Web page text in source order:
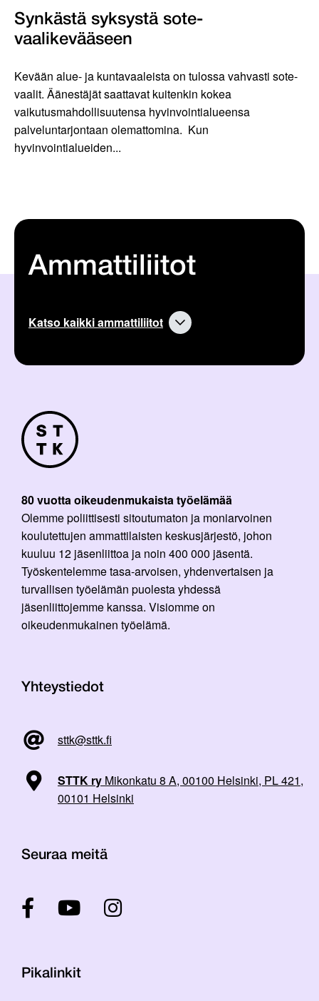
Synkästä syksystä sote-
vaalikevääseen
Kevään alue- ja kuntavaaleista on tulossa vahvasti sote-
vaalit. Äänestäjät saattavat kuitenkin kokea
vaikutusmahdollisuutensa hyvinvointialueensa
palveluntarjontaan olemattomina. Kun
hyvinvointialueiden...
Ammattiliitot
Katso kaikki ammattiliitot
80 vuotta oikeudenmukaista työelämää
Olemme poliittisesti sitoutumaton ja moniarvoinen
koulutettujen ammattilaisten keskusjärjestö, johon
kuuluu 12 jäsenliittoa ja noin 400 000 jäsentä.
Työskentelemme tasa-arvoisen, yhdenvertaisen ja
turvallisen työelämän puolesta yhdessä
jäsenliittojemme kanssa. Visiomme on
oikeudenmukainen työelämä.
Yhteystiedot
sttk@sttk.fi
STTK ry Mikonkatu 8 A, 00100 Helsinki, PL 421,
00101 Helsinki
Seuraa meitä
Pikalinkit